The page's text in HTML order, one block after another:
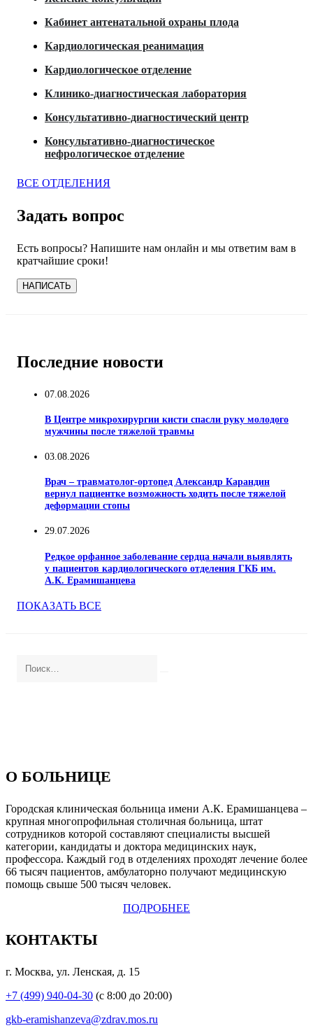
Кабинет антенатальной охраны плода
Кардиологическая реанимация
Кардиологическое отделение
Клинико-диагностическая лаборатория
Консультативно-диагностический центр
Консультативно-диагностическое
нефрологическое отделение
ВСЕ ОТДЕЛЕНИЯ
Задать вопрос
Есть вопросы? Напишите нам онлайн и мы ответим вам в
кратчайшие сроки!
НАПИСАТЬ
Последние новости
07.08.2026
В Центре микрохирургии кисти спасли руку молодого
мужчины после тяжелой травмы
03.08.2026
Врач – травматолог-ортопед Александр Карандин
вернул пациентке возможность ходить после тяжелой
деформации стопы
29.07.2026
Редкое орфанное заболевание сердца начали выявлять
у пациентов кардиологического отделения ГКБ им.
А.К. Ерамишанцева
ПОКАЗАТЬ ВСЕ
О БОЛЬНИЦЕ
Городская клиническая больница имени А.К. Ерамишанцева –
крупная многопрофильная столичная больница, штат
сотрудников которой составляют специалисты высшей
категории, кандидаты и доктора медицинских наук,
профессора. Каждый год в отделениях проходят лечение более
66 тысяч пациентов, амбулаторно получают медицинскую
помощь свыше 500 тысяч человек.
ПОДРОБНЕЕ
КОНТАКТЫ
г. Москва, ул. Ленская, д. 15
+7 (499) 940-04-30 (с 8:00 до 20:00)
gkb-eramishanzeva@zdrav.mos.ru